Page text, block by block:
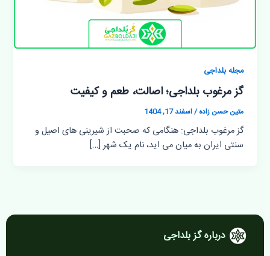
مجله بلداجی
گز مرغوب بلداجی؛ اصالت، طعم و کیفیت
متین حسن زاده/اسفند 17, 1404
گز مرغوب بلداجی: هنگامی که صحبت از شیرینی های اصیل و
سنتی ایران به میان می اید، نام یک شهر […]
درباره گز بلداجی